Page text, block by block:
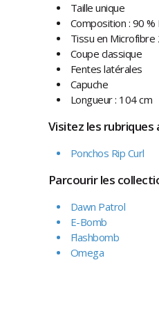
Taille unique
Composition : 90
Tissu en Microfibre
Coupe classique
Fentes latérales
Capuche
Longueur : 104 cm
Visitez les rubriques
Ponchos Rip Curl
Parcourir les
Dawn Patrol
E-Bomb
Flashbomb
Omega